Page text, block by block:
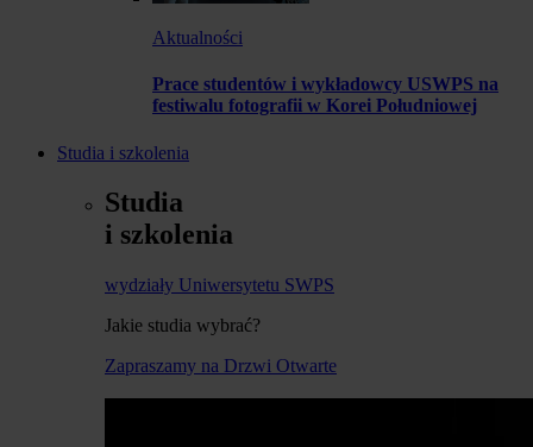
Aktualności
Prace studentów i wykładowcy USWPS na
festiwalu fotografii w Korei Południowej
Studia i szkolenia
Studia
i szkolenia
wydziały Uniwersytetu SWPS
Jakie studia wybrać?
Zapraszamy na Drzwi Otwarte